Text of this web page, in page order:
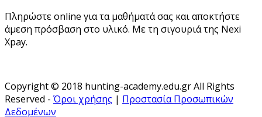
Πληρώστε online για τα μαθήματά σας και αποκτήστε
άμεση πρόσβαση στο υλικό. Με τη σιγουριά της Nexi
Xpay.
Copyright © 2018 hunting-academy.edu.gr All Rights
Reserved - Όροι χρήσης | Προστασία Προσωπικών
Δεδομένων